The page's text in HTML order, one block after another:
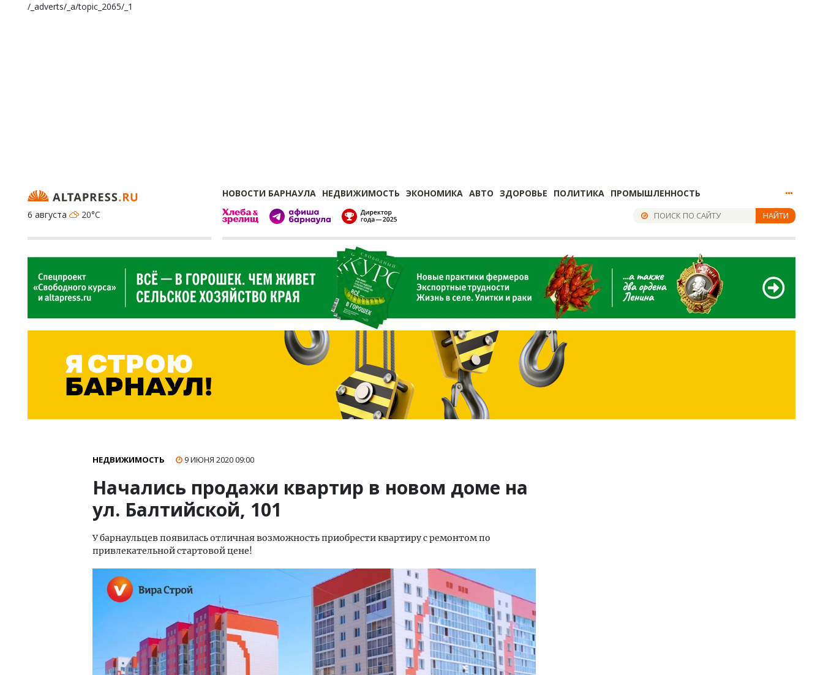
/_adverts/_a/topic_2065/_1
НОВОСТИ БАРНАУЛА НЕДВИЖИМОСТЬ ЭКОНОМИКА АВТО ЗДОРОВЬЕ ПОЛИТИКА ПРОМЫШЛЕННОСТЬ
6 августа
20°C НАЙТИ
НЕДВИЖИМОСТЬ 9 ИЮНЯ 202009:00
Начались продажи квартир в новом доме на
ул. Балтийской, 101
У барнаульцев появилась отличная возможность приобрести квартиру с ремонтом по
привлекательной стартовой цене!